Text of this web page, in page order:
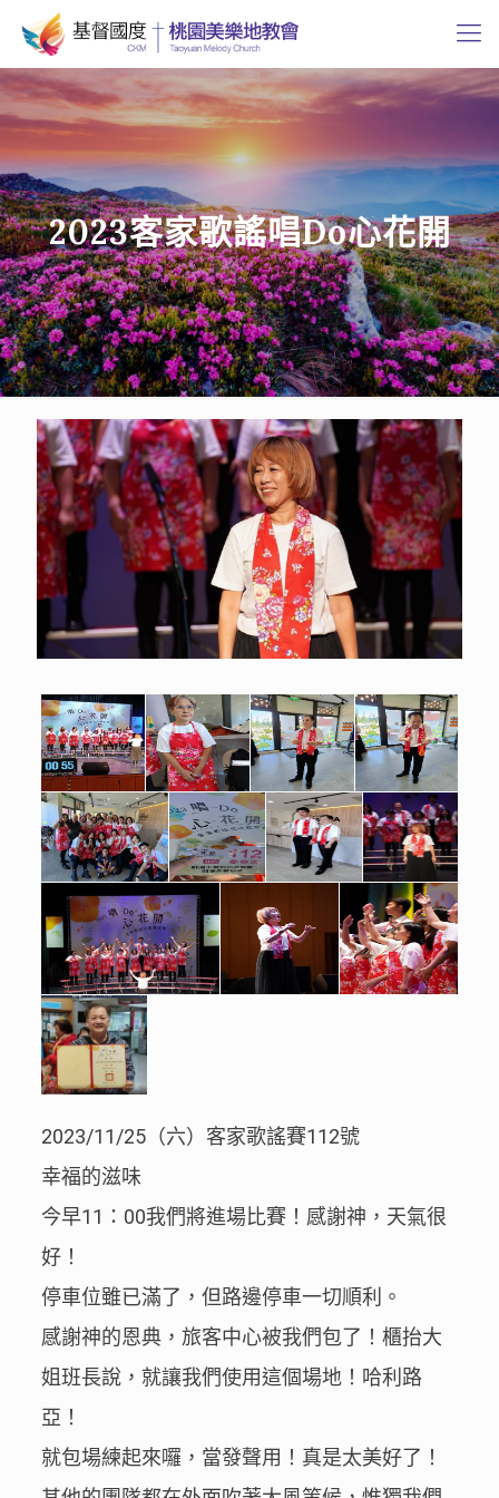
2023客家歌謠唱Do心花開
2023/11/25（六）客家歌謠賽112號
幸福的滋味
今早11：00我們將進場比賽！感謝神，天氣很
好！
停車位雖已滿了，但路邊停車一切順利。
感謝神的恩典，旅客中心被我們包了！櫃抬大
姐班長說，就讓我們使用這個場地！哈利路
亞！
就包場練起來囉，當發聲用！真是太美好了！